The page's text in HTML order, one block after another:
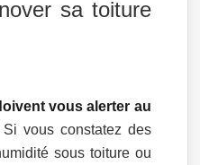
sa toiture
vous alerter au
Si vous constatez des
sous toiture ou